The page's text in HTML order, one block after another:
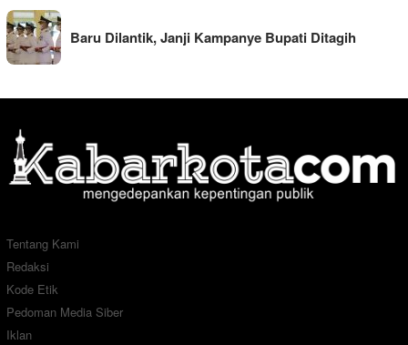
Baru Dilantik, Janji Kampanye Bupati Ditagih
Tentang Kami
Redaksi
Kode Etik
Pedoman Media Siber
Iklan